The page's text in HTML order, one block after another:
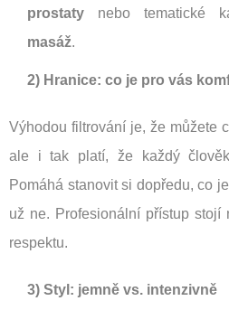
prostaty nebo tematické
masáž.
2) Hranice: co je pro vás
Výhodou filtrování je, že můžete
ale i tak platí, že každý
Pomáhá stanovit si dopředu, co
už ne. Profesionální přístup stojí
respektu.
3) Styl: jemně vs. intenzivně